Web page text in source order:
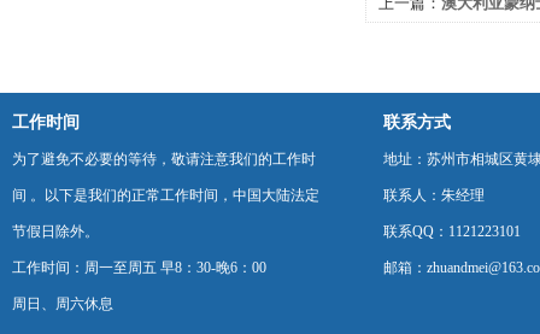
工作时间
为了避免不必要的等待，敬请注意我们的工作时
间 。以下是我们的正常工作时间，中国大陆法定
节假日除外。
工作时间：周一至周五 早8：30-晚6：00
周日、周六休息
联系方式
地址：苏州市相城区黄
联系人：朱经理
联系QQ：1121223101
邮箱：